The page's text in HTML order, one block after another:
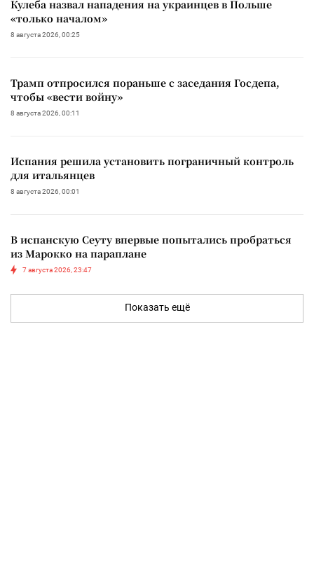
Кулеба назвал нападения на украинцев в Польше
«только началом»
8 августа 2026, 00:25
Трамп отпросился пораньше с заседания Госдепа,
чтобы «вести войну»
8 августа 2026, 00:11
Испания решила установить пограничный контроль
для итальянцев
8 августа 2026, 00:01
В испанскую Сеуту впервые попытались пробраться
из Марокко на параплане
7 августа 2026, 23:47
Показать ещё